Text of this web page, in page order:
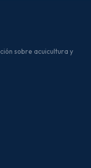
sobre acuicultura y